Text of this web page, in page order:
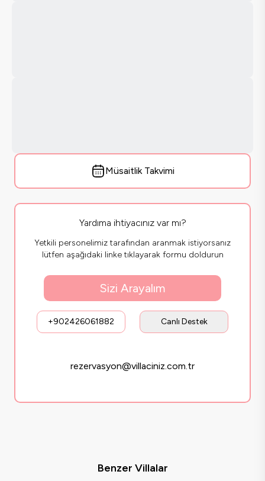
Müsaitlik Takvimi
Yardıma ihtiyacınız var mı?
Yetkili personelimiz tarafından aranmak istiyorsanız
lütfen aşağıdaki linke tıklayarak formu doldurun
Sizi Arayalım
+902426061882 Canlı Destek
rezervasyon@villaciniz.com.tr
Benzer Villalar